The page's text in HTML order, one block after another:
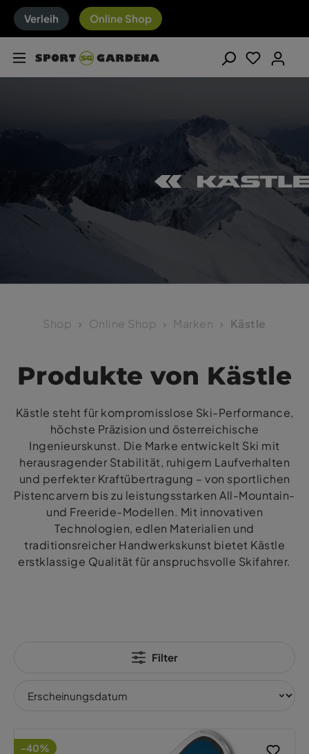
Verleih Online Shop
Shop Online Shop Marken Kästle
Produkte von Kästle
Kästle steht für kompromisslose Ski-Performance,
höchste Präzision und österreichische
Ingenieurskunst. Die Marke entwickelt Ski mit
herausragender Stabilität, ruhigem Laufverhalten
und perfekter Kraftübertragung – von sportlichen
Pistencarvern bis zu leistungsstarken All-Mountain-
und Freeride-Modellen. Mit innovativen
Technologien, edlen Materialien und
traditionsreicher Handwerkskunst bietet Kästle
erstklassige Qualität für anspruchsvolle Skifahrer.
Filter
-40%